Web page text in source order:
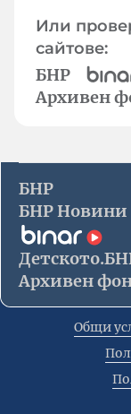
Или
сайтове:
БНР
Архивен
БНР
БНР Новини
Архивен
Общи